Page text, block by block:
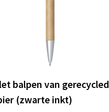
balpen van gerecycled
(zwarte inkt)